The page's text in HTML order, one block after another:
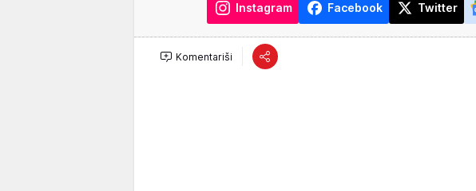
Instagram Facebook Twitter
Komentariši